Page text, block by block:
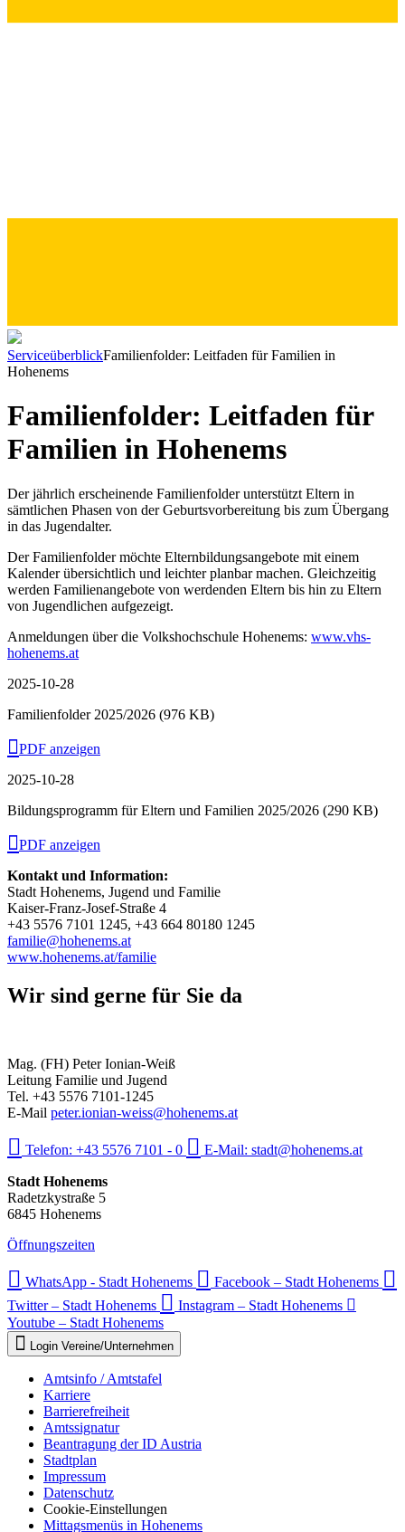
ServiceüberblickFamilienfolder: Leitfaden für Familien in
Hohenems
Familienfolder: Leitfaden für
Familien in Hohenems
Der jährlich erscheinende Familienfolder unterstützt Eltern in
sämtlichen Phasen von der Geburtsvorbereitung bis zum Übergang
in das Jugendalter.
Der Familienfolder möchte Elternbildungsangebote mit einem
Kalender übersichtlich und leichter planbar machen. Gleichzeitig
werden Familienangebote von werdenden Eltern bis hin zu Eltern
von Jugendlichen aufgezeigt.
Anmeldungen über die Volkshochschule Hohenems: www.vhs-
hohenems.at
2025-10-28
Familienfolder 2025/2026 (976 KB)
PDF anzeigen
2025-10-28
Bildungsprogramm für Eltern und Familien 2025/2026 (290 KB)
PDF anzeigen
Kontakt und Information:
Stadt Hohenems, Jugend und Familie
Kaiser-Franz-Josef-Straße 4
+43 5576 7101 1245, +43 664 80180 1245
familie@hohenems.at
www.hohenems.at/familie
Wir sind gerne für Sie da
Mag. (FH) Peter Ionian-Weiß
Leitung Familie und Jugend
Tel. +43 5576 7101-1245
E-Mail peter.ionian-weiss@hohenems.at
Telefon: +43 5576 7101 - 0 E-Mail: stadt@hohenems.at
Stadt Hohenems
Radetzkystraße 5
6845 Hohenems
Öffnungszeiten
WhatsApp - Stadt Hohenems
Facebook – Stadt Hohenems
Twitter – Stadt Hohenems
Instagram – Stadt Hohenems
Youtube – Stadt Hohenems
Login Vereine/Unternehmen
Amtsinfo / Amtstafel
Karriere
Barrierefreiheit
Amtssignatur
Beantragung der ID Austria
Stadtplan
Impressum
Datenschutz
Cookie-Einstellungen
Mittagsmenüs in Hohenems